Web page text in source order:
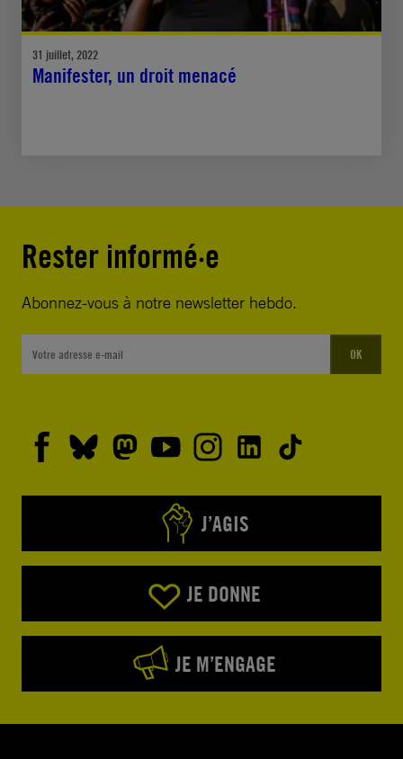
31 juillet, 2022
Manifester, un droit menacé
Rester informé·e
Abonnez-vous à notre newsletter hebdo.
OK
J’AGIS
JE DONNE
JE M’ENGAGE